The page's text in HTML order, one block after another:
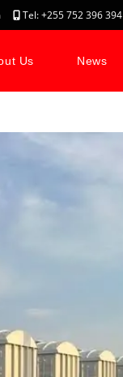
Tel: +255 752 396 394
Us News